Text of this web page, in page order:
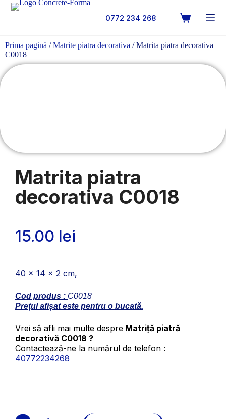
0772 234 268
Prima pagină /Matrite piatra decorativa / Matrita piatra decorativa
C0018
Matrita piatra
decorativa C0018
15.00 lei
40 x 14 x 2 cm,
Cod produs : C0018
Prețul afișat este pentru o bucată.
Vrei să afli mai multe despre Matriță piatră
decorativă C0018 ?
Contactează-ne la numărul de telefon :
40772234268